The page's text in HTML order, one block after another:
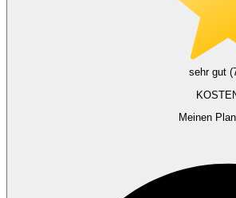
sehr gut
Meinen